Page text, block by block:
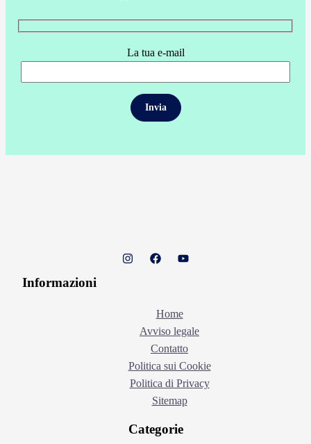
La tua e-mail
Informazioni
Home
Avviso legale
Contatto
Politica sui Cookie
Politica di Privacy
Sitemap
Categorie